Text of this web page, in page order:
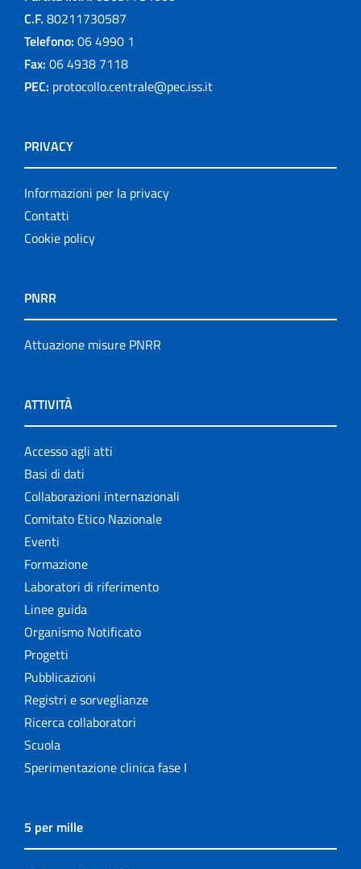
C.F. 80211730587
Telefono: 06 4990 1
Fax: 06 4938 7118
PEC: protocollo.centrale@pec.iss.it
PRIVACY
Informazioni per la privacy
Contatti
Cookie policy
PNRR
Attuazione misure PNRR
ATTIVITÀ
Accesso agli atti
Basi di dati
Collaborazioni internazionali
Comitato Etico Nazionale
Eventi
Formazione
Laboratori di riferimento
Linee guida
Organismo Notificato
Progetti
Pubblicazioni
Registri e sorveglianze
Ricerca collaboratori
Scuola
Sperimentazione clinica fase I
5 per mille